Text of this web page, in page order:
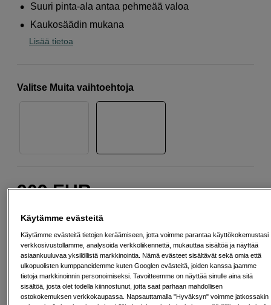
Suuri pinta-ala antaa pehmeää valoa
Kaukosäädin mukana
Lisää tietoa
Valitse Muita vaihtoehtoja
909 EUR
Määrä
Maksa Svea-erämaksulla
Esimerkki: 36 kk, 33 EUR/kk, yhteensä 1 193 EUR, todellinen vuosikorko
19,07 %
Käytämme evästeitä
Käytämme evästeitä tietojen keräämiseen, jotta voimme parantaa käyttökokemustasi
verkkosivustollamme, analysoida verkkoliikennettä, mukauttaa sisältöä ja näyttää
asiaankuuluvaa yksilöllistä markkinointia. Nämä evästeet sisältävät sekä omia että
ulkopuolisten kumppaneidemme kuten Googlen evästeitä, joiden kanssa jaamme
tietoja markkinoinnin personoimiseksi. Tavoitteemme on näyttää sinulle aina sitä
sisältöä, josta olet todella kiinnostunut, jotta saat parhaan mahdollisen
ostokokemuksen verkkokaupassa. Napsauttamalla "Hyväksyn" voimme jatkossakin